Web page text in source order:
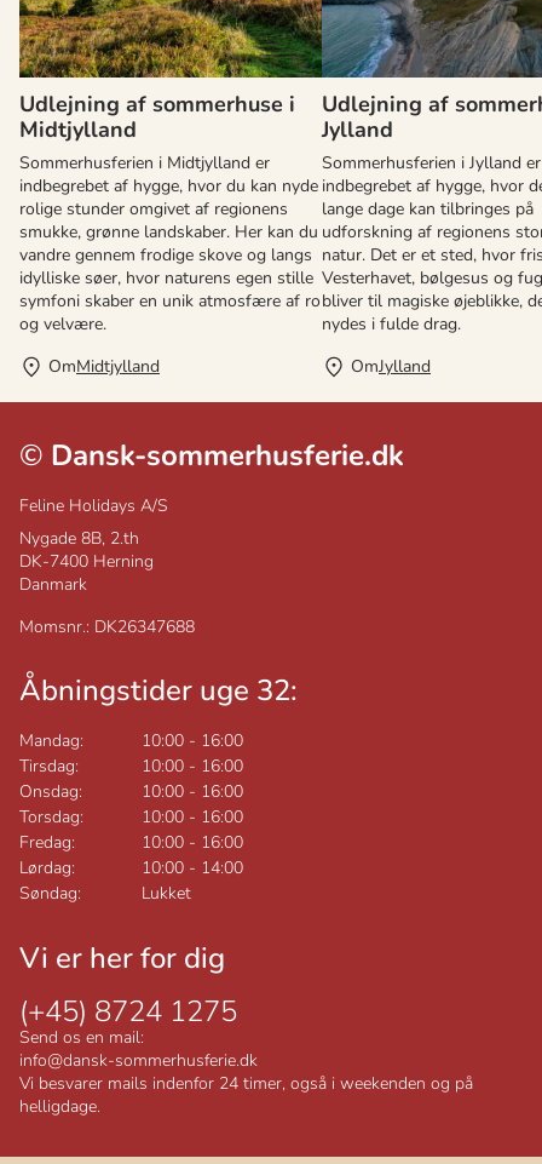
Udlejning af sommerhuse i
Midtjylland
Sommerhusferien i Midtjylland er
indbegrebet af hygge, hvor du kan nyde
rolige stunder omgivet af regionens
smukke, grønne landskaber. Her kan du
vandre gennem frodige skove og langs
idylliske søer, hvor naturens egen stille
symfoni skaber en unik atmosfære af ro
og velvære.
OmMidtjylland
Udlejning af
Jylland
Sommerhusferien i Jylland er
indbegrebet af hygge, hvor
lange dage kan tilbringes på
udforskning af regionens
natur. Det er et sted, hvor
Vesterhavet, bølgesus og
bliver til magiske øjeblikke,
nydes i fulde drag.
OmJylland
© Dansk-sommerhusferie.dk
Feline Holidays A/S
Nygade 8B, 2.th
DK-7400 Herning
Danmark
Momsnr.: DK26347688
Åbningstider uge 32:
Mandag: 10:00 - 16:00
Tirsdag:
10:00 - 16:00
Onsdag:
10:00 - 16:00
Torsdag:
10:00 - 16:00
Fredag:
10:00 - 16:00
Lørdag:
10:00 - 14:00
Søndag:
Lukket
Vi er her for dig
(+45) 8724 1275
Send os en mail:
info@dansk-sommerhusferie.dk
Vi besvarer mails indenfor 24 timer, også i weekenden og på
helligdage.